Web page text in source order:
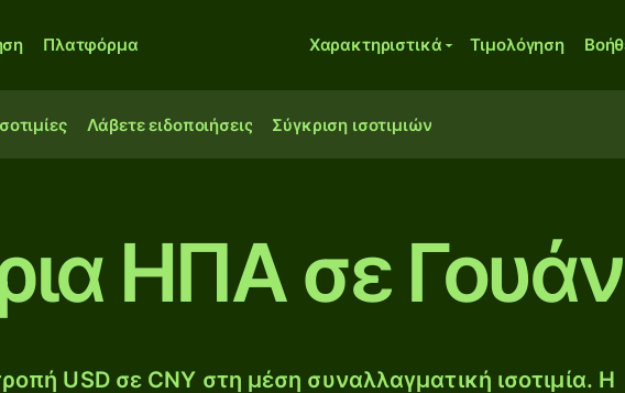
Πλατφόρμα Χαρακτηριστικά Τιμολόγηση
Λάβετε ειδοποιήσεις Σύγκριση ισοτιμιών
ΗΠΑ σε
USD σε CNY στη μέση συναλλαγματική ισοτιμία. Η